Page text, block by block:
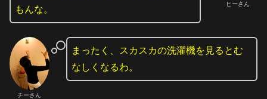
ヒーさん
もんな。
チーさん
まったく、スカスカの洗濯機を見るとむ
なしくなるわ。